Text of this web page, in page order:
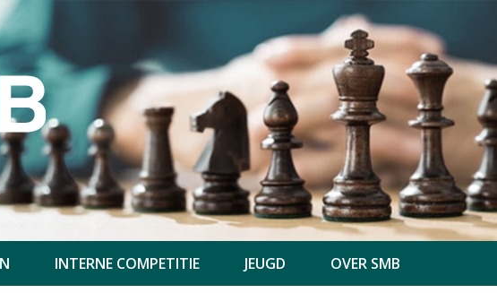
INTERNE COMPETITIE JEUGD OVER SMB